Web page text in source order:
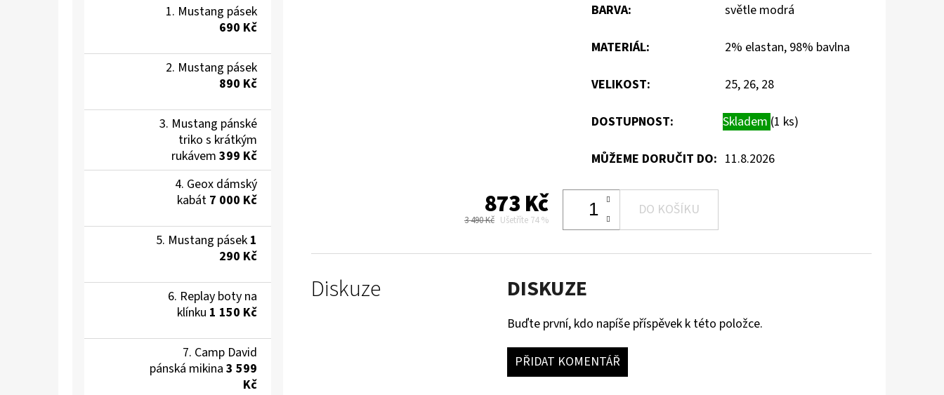
Mustang pásek
690 Kč
Mustang pásek
890 Kč
Mustang pánské
triko s krátkým
rukávem 399 Kč
Geox dámský
kabát 7 000 Kč
Mustang pásek 1
290 Kč
Replay boty na
klínku 1 150 Kč
Camp David
pánská mikina 3 599
Kč
BARVA: světle modrá
MATERIÁL: 2% elastan, 98% bavlna
VELIKOST: 25, 26, 28
DOSTUPNOST: Skladem (1 ks)
MŮŽEME DORUČIT DO: 11.8.2026
873 Kč
3 490 Kč Ušetříte 74 %
DO KOŠÍKU
Diskuze DISKUZE
Buďte první, kdo napíše příspěvek k této položce.
PŘIDAT KOMENTÁŘ